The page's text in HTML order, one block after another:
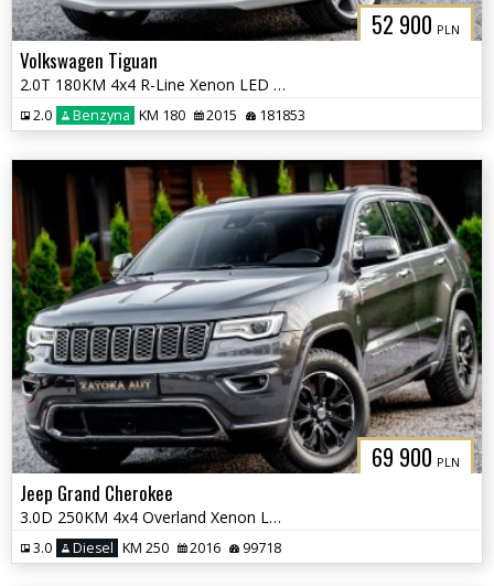
52 900 PLN
Volkswagen Tiguan
2.0T 180KM 4x4 R-Line Xenon LED Nav El. Grz. fot Skóra Kamera DynAudio
2.0 Benzyna KM 180 2015 181853
69 900 PLN
Jeep Grand Cherokee
3.0D 250KM 4x4 Overland Xenon LED ACC Kamera Nav Lane Ass BLIS Panoram
3.0 Diesel KM 250 2016 99718